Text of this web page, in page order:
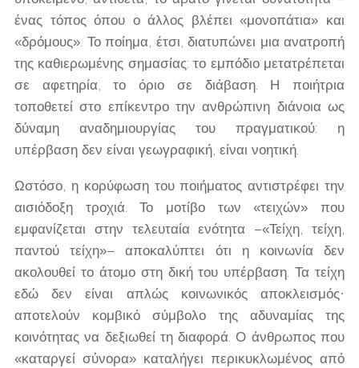
ένας τόπος όπου ο άλλος βλέπει «μονοπάτια» και
«δρόμους». Το ποίημα, έτσι, διατυπώνει μια ανατροπή
της καθιερωμένης σημασίας: το εμπόδιο μετατρέπεται
σε αφετηρία, το όριο σε διάβαση. Η ποιήτρια
τοποθετεί στο επίκεντρο την ανθρώπινη διάνοια ως
δύναμη αναδημιουργίας του πραγματικού: η
υπέρβαση δεν είναι γεωγραφική, είναι νοητική.
Ωστόσο, η κορύφωση του ποιήματος αντιστρέφει την
αισιόδοξη τροχιά. Το μοτίβο των «τειχών» που
εμφανίζεται στην τελευταία ενότητα –«Τείχη, τείχη,
παντού τείχη»– αποκαλύπτει ότι η κοινωνία δεν
ακολουθεί το άτομο στη δική του υπέρβαση. Τα τείχη
εδώ δεν είναι απλώς κοινωνικός αποκλεισμός·
αποτελούν κομβικό σύμβολο της αδυναμίας της
κοινότητας να δεξιωθεί τη διαφορά. Ο άνθρωπος που
«καταργεί σύνορα» καταλήγει περικυκλωμένος από